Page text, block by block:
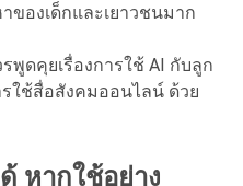
องเด็กและเยาวชนมาก
พูดคุยเรื่องการใช้ AI กับลูก
รใช้สื่อสังคมออนไลน์ ด้วย
หากใช้อย่าง